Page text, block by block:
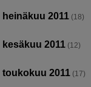
heinäkuu 2011 (18)
kesäkuu 2011 (12)
toukokuu 2011 (17)